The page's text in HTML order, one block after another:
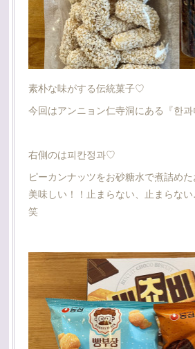
素朴な味がする伝統菓子♡
今回はアンニョン仁寺洞にある『한과
右側のは피칸정과♡
ピーカンナッツをお砂糖水で煮詰め
美味しい！！止まらない、止まらな
笑